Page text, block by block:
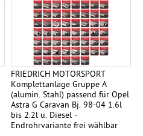
FRIEDRICH MOTORSPORT
Komplettanlage Gruppe A
(alumin. Stahl) passend für Opel
Astra G Caravan Bj. 98-04 1.6l
bis 2.2l u. Diesel -
Endrohrvariante frei wählbar